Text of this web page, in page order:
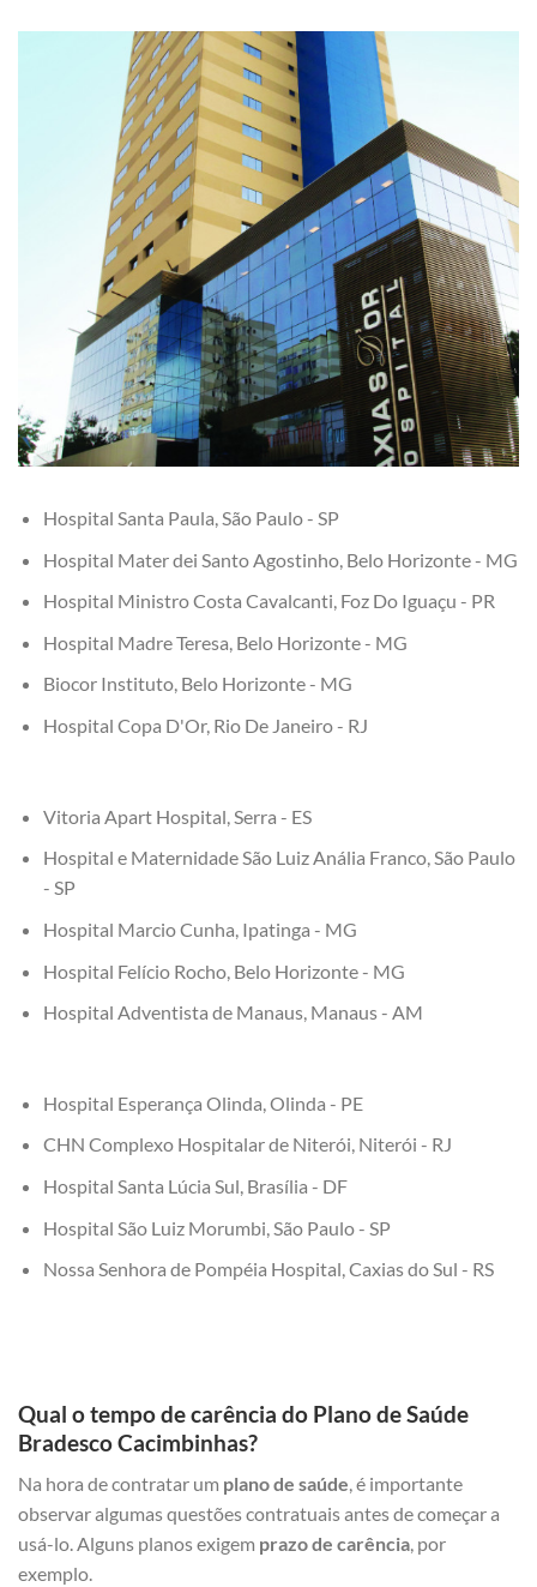
Hospital Santa Paula, São Paulo - SP
Hospital Mater dei Santo Agostinho, Belo Horizonte - MG
Hospital Ministro Costa Cavalcanti, Foz Do Iguaçu - PR
Hospital Madre Teresa, Belo Horizonte - MG
Biocor Instituto, Belo Horizonte - MG
Hospital Copa D'Or, Rio De Janeiro - RJ
Vitoria Apart Hospital, Serra - ES
Hospital e Maternidade São Luiz Anália Franco, São Paulo
- SP
Hospital Marcio Cunha, Ipatinga - MG
Hospital Felício Rocho, Belo Horizonte - MG
Hospital Adventista de Manaus, Manaus - AM
Hospital Esperança Olinda, Olinda - PE
CHN Complexo Hospitalar de Niterói, Niterói - RJ
Hospital Santa Lúcia Sul, Brasília - DF
Hospital São Luiz Morumbi, São Paulo - SP
Nossa Senhora de Pompéia Hospital, Caxias do Sul - RS
Qual o tempo de carência do Plano de Saúde
Bradesco Cacimbinhas?
Na hora de contratar um plano de saúde, é importante
observar algumas questões contratuais antes de começar a
usá-lo. Alguns planos exigem prazo de carência, por
exemplo.